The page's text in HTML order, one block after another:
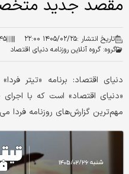
مقصد جدید
تاریخ انتشار :۱۴۰۵/۰۲/۲۵ ۲۲:۰۰
گروه: گروه آنلاین روزنامه دنیای اقتصاد
دنیای اقتصاد: برنامه «تیتر
مهم‌ترین گزارش‌های روزنامه فردا